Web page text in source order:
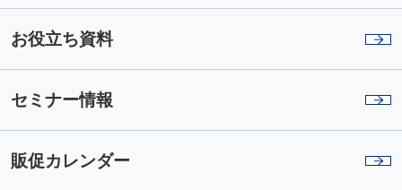
お役立ち資料
セミナー情報
販促カレンダー